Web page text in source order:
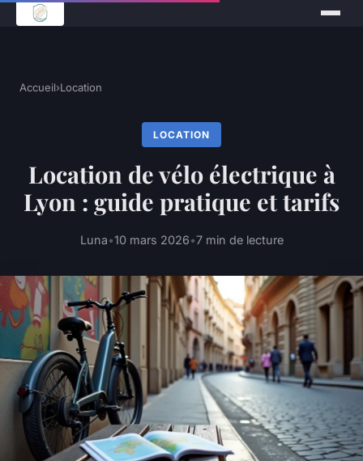
Accueil›Location
LOCATION
Location de vélo électrique à
Lyon : guide pratique et tarifs
Luna•10 mars 2026•7 min de lecture